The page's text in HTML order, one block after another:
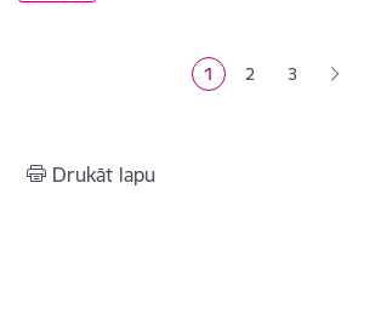
Pašreizējā lapa
1 Lapa
2 Lapa
3
Drukāt lapu